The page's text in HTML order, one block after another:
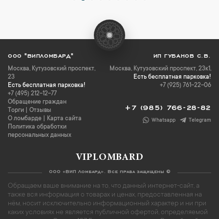
ООО "ВИПЛОМБАРД"
Москва, Кутузовский проспект,
23
Есть бесплатная парковка!
+7 (495) 212-12-77
Обращение граждан
Торги
Отзывы
О ломбарде
Карта сайта
Политика обработки
персональных данных
ИП ГУБАНОВ С.В.
Москва, Кутузовский проспект, 23к1,
Есть бесплатная парковка!
+7 (925) 761-22-06
+7 (985) 766-28-82
Whatsapp Telegram
VIPLOMBARD
ООО «ВИП Ломбард». Все права защищены ©
Обращаем ваше внимание на то, что данный интернет-сайт, а
также вся информация о товарах и ценах, предоставленная на
нём, носит исключительно информационный характер и ни при
каких условиях не является публичной офертой, определяемой